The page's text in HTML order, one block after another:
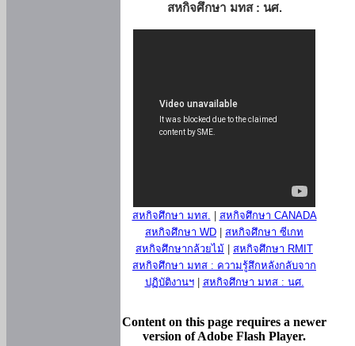
สหกิจศึกษา มทส : นศ.
สหกิจศึกษา มทส.
สหกิจศึกษา CANADA
สหกิจศึกษา WD
สหกิจศึกษา ซีเกท
สหกิจศึกษากล้วยไม้
สหกิจศึกษา RMIT
สหกิจศึกษา มทส : ความรู้สึกหลังกลับจาก
ปฏิบัติงานฯ| สหกิจศึกษา มทส : นศ.
Content on this page requires a newer
version of Adobe Flash Player.